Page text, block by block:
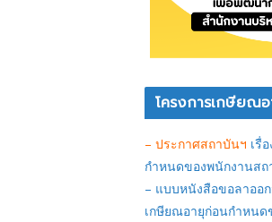
โครงการเกษียณ
– ประกาศสถาบันฯ เรื่
กำหนดของพนักงานสถ
– แบบหนังสือขอลาออ
เกษียณอายุก่อนกำหน